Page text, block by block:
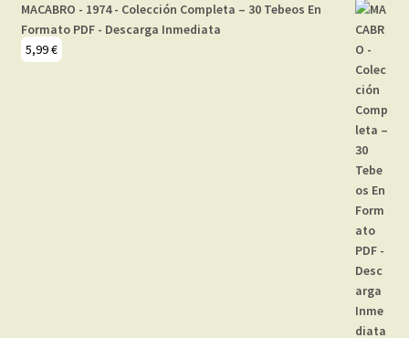
MACABRO - 1974 - Colección Completa – 30 Tebeos En
Formato PDF - Descarga Inmediata
5,99€